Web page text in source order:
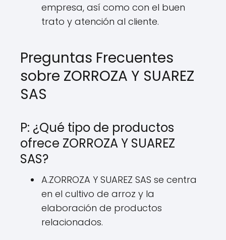
empresa, así como con el buen
trato y atención al cliente.
Preguntas Frecuentes
sobre ZORROZA Y SUAREZ
SAS
P: ¿Qué tipo de productos
ofrece ZORROZA Y SUAREZ
SAS?
A.ZORROZA Y SUAREZ SAS se centra
en el cultivo de arroz y la
elaboración de productos
relacionados.